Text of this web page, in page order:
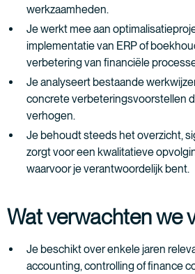
werkzaamheden.
Je werkt mee aan
implementatie van ERP of
verbetering van financiële
Je analyseert bestaande
concrete verbeteringsvoorstellen
verhogen.
Je behoudt steeds het overzicht,
zorgt voor een kwalitatieve
waarvoor je verantwoordelijk bent.
Wat verwachten we
Je beschikt over enkele jaren
accounting, controlling of finance